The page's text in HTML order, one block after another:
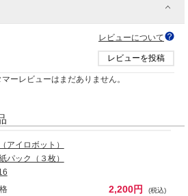
レビューについて
レビューを投稿
ーレビューはまだありません。
アイロボット）
パック（３枚）
2,200円 (税込)